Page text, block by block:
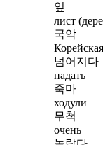
잎
лист
국악
넘어지다
падать
죽마
ходули
무척
очень